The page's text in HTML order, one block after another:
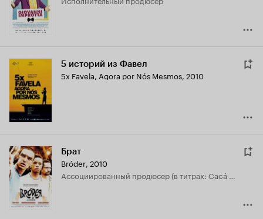
5 историй из Фавел
5x Favela, Agora por Nós Mesmos, 2010
Брат
Bróder, 2010
ассоциированный продюсер (в титрах: Cacá Diegues)